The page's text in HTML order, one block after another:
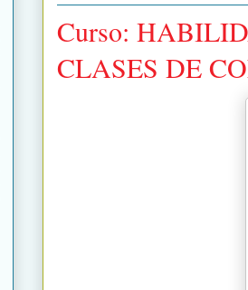
Curso:
CLASES DE